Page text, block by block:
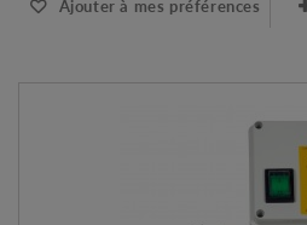
Ajouter à mes préférences